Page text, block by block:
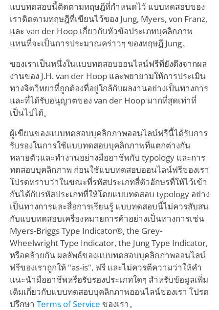
แบบทดสอบนี้ติดตามทฤษฎีที่กำหนดไว้ แบบทดสอบของ
เราติดตามทฤษฎีที่เขียนไว้ของ Jung, Myers, von Franz,
และ van der Hoop เกี่ยวกับหัวข้อประเภทบุคลิกภาพ
แทนที่จะเป็นการประมาณคร่าวๆ ของทฤษฎี Jung。
ของเราเป็นหนึ่งในแบบทดสอบออนไลน์ฟรีที่ยังดึงจากผล
งานของ J.H. van der Hoop และพยายามให้การประเมิน
ทางจิตวิทยาที่ถูกต้องที่อยู่ใกล้กับผลงานอย่างเป็นทางการ
และที่ได้รับอนุญาตของ van der Hoop มากที่สุดเท่าที่
เป็นไปได้。
ผู้เขียนของแบบทดสอบบุคลิกภาพออนไลน์ฟรีนี้ได้รับการ
รับรองในการใช้แบบทดสอบบุคลิกภาพที่แตกต่างกัน
หลายตัวและทำงานอย่างมืออาชีพกับ typology และการ
ทดสอบบุคลิกภาพ ก่อนใช้แบบทดสอบออนไลน์ฟรีของเรา
โปรดทราบว่าในขณะที่รหัสประเภทสี่ตัวอักษรที่ให้ไว้เข้า
กันได้กับรหัสประเภทที่ให้โดยแบบทดสอบ typology อย่าง
เป็นทางการและสื่อการเรียนรู้ แบบทดสอบนี้ไม่ควรสับสน
กับแบบทดสอบเครื่องหมายการค้าอย่างเป็นทางการเช่น
Myers-Briggs Type Indicator®, the Grey-
Wheelwright Type Indicator, the Jung Type Indicator,
หรือคล้ายกัน ผลลัพธ์ของแบบทดสอบบุคลิกภาพออนไลน์
ฟรีของเราถูกให้ "as-is", ฟรี และไม่ควรตีความว่าให้คำ
แนะนำมืออาชีพหรือรับรองประเภทใดๆ สำหรับข้อมูลเพิ่ม
เติมเกี่ยวกับแบบทดสอบบุคลิกภาพออนไลน์ของเรา โปรด
ปรึกษา Terms of Service ของเรา。